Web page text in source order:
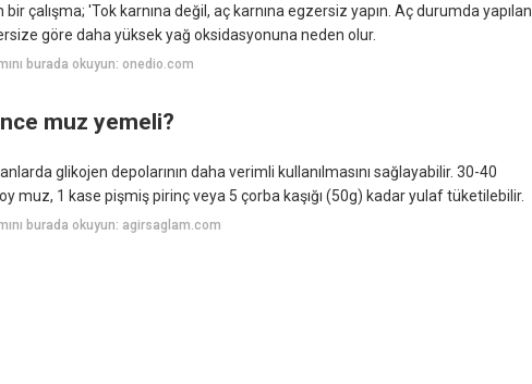
bir çalışma; 'Tok karnına değil, aç karnına egzersiz yapın. Aç durumda yapılan
göre daha yüksek yağ oksidasyonuna neden olur.
burada okuyun: onedio.com
muz yemeli?
glikojen depolarının daha verimli kullanılmasını sağlayabilir. 30-40
muz, 1 kase pişmiş pirinç veya 5 çorba kaşığı (50g) kadar yulaf tüketilebilir.
burada okuyun: agirsaglam.com